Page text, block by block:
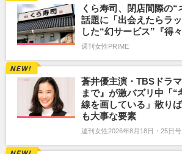
くら寿司、閉店間際の
話題に「出会えたらラ
した“幻サービス”『得
週刊女性PRIME
蒼井優主演・TBSドラ
まで』が激バズリ中「“
線を画している」散り
も大事な要素
週刊女性2026年8月18日・25日号